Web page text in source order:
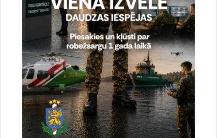
Drukāt lapu
Dalīties